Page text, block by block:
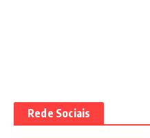
Rede Sociais